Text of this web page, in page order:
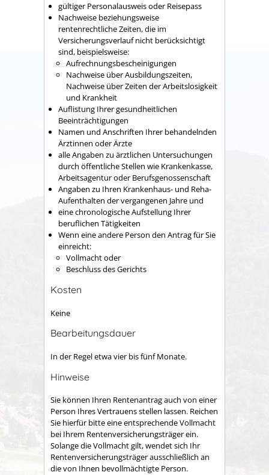
gültiger Personalausweis oder Reisepass
Nachweise beziehungsweise
rentenrechtliche Zeiten, die im
Versicherungsverlauf nicht berücksichtigt
sind, beispielsweise:
Aufrechnungsbescheinigungen
Nachweise über Ausbildungszeiten,
Nachweise über Zeiten der Arbeitslosigkeit
und Krankheit
Auflistung Ihrer gesundheitlichen
Beeinträchtigungen
Namen und Anschriften Ihrer behandelnden
Ärztinnen oder Ärzte
alle Angaben zu ärztlichen Untersuchungen
durch öffentliche Stellen wie Krankenkasse,
Arbeitsagentur oder Berufsgenossenschaft
Angaben zu Ihren Krankenhaus- und Reha-
Aufenthalten der vergangenen Jahre und
eine chronologische Aufstellung Ihrer
beruflichen Tätigkeiten
Wenn eine andere Person den Antrag für Sie
einreicht:
Vollmacht oder
Beschluss des Gerichts
Kosten
Keine
Bearbeitungsdauer
In der Regel etwa vier bis fünf Monate.
Hinweise
Sie können Ihren Rentenantrag auch von einer
Person Ihres Vertrauens stellen lassen. Reichen
Sie hierfür bitte eine entsprechende Vollmacht
bei Ihrem Rentenversicherungsträger ein.
Solange die Vollmacht gilt, wendet sich Ihr
Rentenversicherungsträger ausschließlich an
die von Ihnen bevollmächtigte Person.